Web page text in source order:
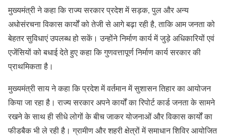
मुख्यमंत्री ने कहा कि राज्य सरकार प्रदेश में सड़क, पुल और अन्य
अधोसंरचना विकास कार्यों को तेजी से आगे बढ़ा रही है, ताकि आम जनता को
बेहतर सुविधाएं उपलब्ध हो सकें। उन्होंने निर्माण कार्य में जुड़े अधिकारियों एवं
एजेंसियों को बधाई देते हुए कहा कि गुणवत्तापूर्ण निर्माण कार्य सरकार की
प्राथमिकता है।
मुख्यमंत्री साय ने कहा कि प्रदेश में वर्तमान में सुशासन तिहार का आयोजन
किया जा रहा है। राज्य सरकार अपने कार्यों का रिपोर्ट कार्ड जनता के सामने
रखने के साथ ही सीधे लोगों के बीच जाकर योजनाओं और विकास कार्यों का
फीडबैक भी ले रही है। ग्रामीण और शहरी क्षेत्रों में समाधान शिविर आयोजित